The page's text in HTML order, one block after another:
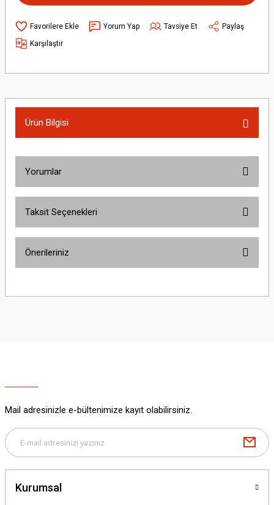
Yorum Yap Tavsiye Et
Paylaş
Karşılaştır
Ürün Bilgisi
Yorumlar
Taksit Seçenekleri
Önerileriniz
yetersiz gördüğünüz noktaları öneri formunu kullanarak tarafımıza
Bu ürüne benzer farklı alternatifler olmalı.
Mail adresinizle e-bültenimize kayıt olabilirsiniz.
Kurumsal